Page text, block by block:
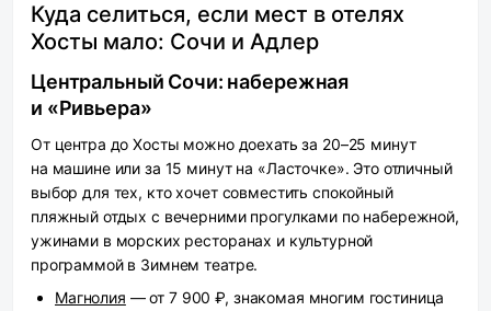
Куда селиться, если мест в отелях
Хосты мало: Сочи и Адлер
Центральный Сочи: набережная
и «Ривьера»
От центра до Хосты можно доехать за 20–25 минут
на машине или за 15 минут на «Ласточке». Это отличный
выбор для тех, кто хочет совместить спокойный
пляжный отдых с вечерними прогулками по набережной,
ужинами в морских ресторанах и культурной
программой в Зимнем театре.
Магнолия — от 7 900 ₽, знакомая многим гостиница